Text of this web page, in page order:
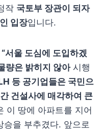
작 국토부 장관이 되자
입장입니다.
“서울 도심에 도입하겠
량은 밝히지 않아시행
등 공기업들은 국민으
건설사에 매각하여 큰
이 땅에 아파트를 지어
을 부추겼다. 앞으로